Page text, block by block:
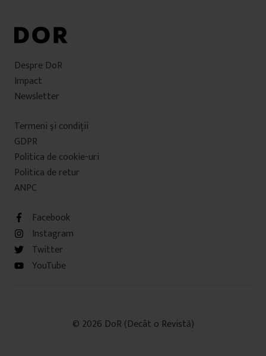
Despre DoR
Impact
Newsletter
Termeni şi condiţii
GDPR
Politica de cookie-uri
Politica de retur
ANPC
Facebook
Instagram
Twitter
YouTube
© 2026 DoR (Decât o Revistă)